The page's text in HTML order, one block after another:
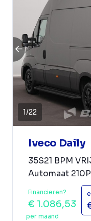
1/22
Iveco Daily
35S21 BPM
Automaat
Financieren?
€ 1.086,53
per maand